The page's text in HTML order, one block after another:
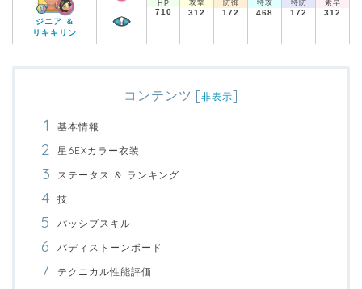
ジニア ＆
リキキリン
HP
710
攻撃
312
防御
172
特攻
468
特防
172
素早
312
コンテンツ [非表示]
基本情報
星6EXカラー衣装
ステータス ＆ ランキング
技
パッシブスキル
バディストーンボード
テクニカル性能評価